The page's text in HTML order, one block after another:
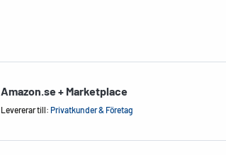
Amazon.se + Marketplace
Levererar till: Privatkunder & Företag